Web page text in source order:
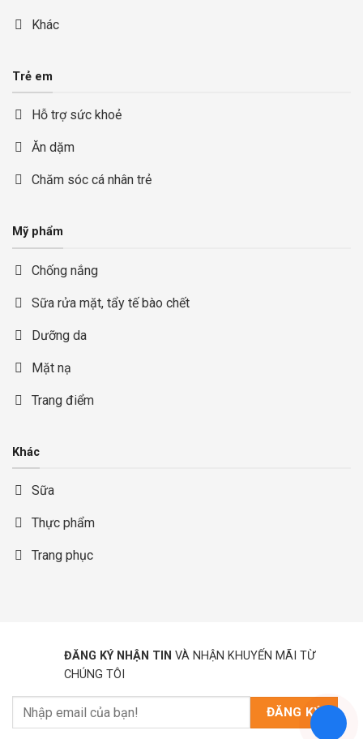
Khác
Trẻ em
Hỗ trợ sức khoẻ
Ăn dặm
Chăm sóc cá nhân trẻ
Mỹ phẩm
Chống nắng
Sữa rửa mặt, tẩy tế bào chết
Dưỡng da
Mặt nạ
Trang điểm
Khác
Sữa
Thực phẩm
Trang phục
ĐĂNG KÝ NHẬN TIN VÀ NHẬN KHUYẾN MÃI TỪ
CHÚNG TÔI